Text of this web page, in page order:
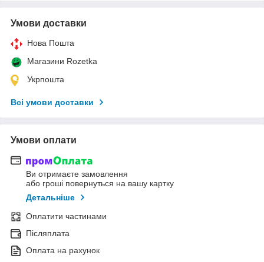
Умови доставки
Нова Пошта
Магазини Rozetka
Укрпошта
Всі умови доставки
Умови оплати
Ви отримаєте замовлення
або гроші повернуться на вашу картку
Детальніше
Оплатити частинами
Післяплата
Оплата на рахунок